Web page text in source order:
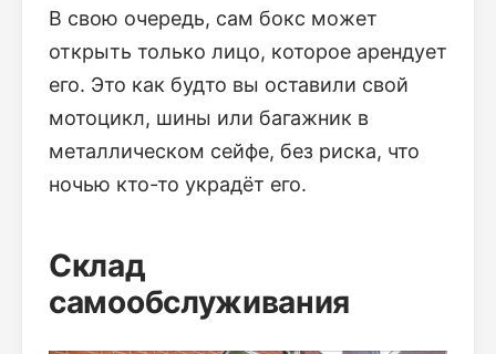
В свою очередь, сам бокс может
открыть только лицо, которое арендует
его. Это как будто вы оставили свой
мотоцикл, шины или багажник в
металлическом сейфе, без риска, что
ночью кто-то украдёт его.
Склад
самообслуживания